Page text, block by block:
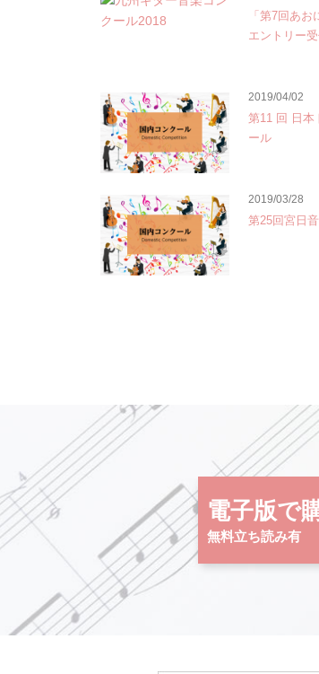
「第7回あお
エントリー
2019/04/02
第11 回 日本
ール
2019/03/28
第25回宮日
電子版で
無料立ち読み有